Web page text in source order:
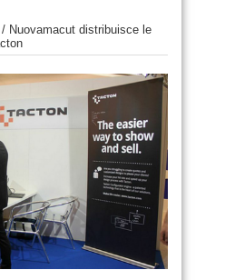
/ Nuovamacut distribuisce le